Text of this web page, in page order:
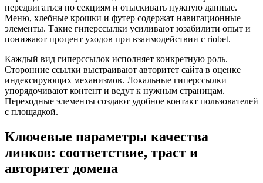
передвигаться по секциям и отыскивать нужную данные.
Меню, хлебные крошки и футер содержат навигационные
элементы. Такие гиперссылки усиливают юзабилити опыт и
понижают процент уходов при взаимодействии с riobet.
Каждый вид гиперссылок исполняет конкретную роль.
Сторонние ссылки выстраивают авторитет сайта в оценке
индексирующих механизмов. Локальные гиперссылки
упорядочивают контент и ведут к нужным страницам.
Переходные элементы создают удобное контакт пользователей
с площадкой.
Ключевые параметры качества
линков: соответствие, траст и
авторитет домена